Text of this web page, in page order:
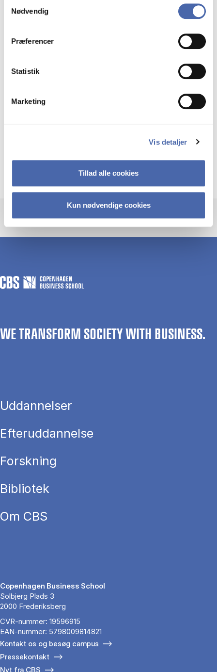
markedsføring. Du bestemmer selv - og kan altid trække
Nødvendig
Præferencer
Statistik
Marketing
Vis detaljer
Tillad alle cookies
Kun nødvendige cookies
Training and competence development
WE TRANSFORM SOCIETY WITH BUSINESS.
Uddannelser
Efteruddannelse
Forskning
Bibliotek
Om CBS
Copenhagen Business School
Solbjerg Plads 3
2000 Frederiksberg
CVR-nummer: 19596915
EAN-nummer: 5798009814821
Kontakt os og besøg campus
Pressekontakt
Nyt fra CBS